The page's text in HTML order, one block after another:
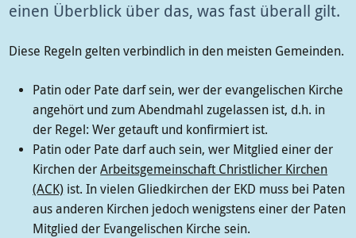
einen Überblick über das, was fast überall gilt.
Diese Regeln gelten verbindlich in den meisten Gemeinden.
Patin oder Pate darf sein, wer der evangelischen Kirche
angehört und zum Abendmahl zugelassen ist, d.h. in
der Regel: Wer getauft und konfirmiert ist.
Patin oder Pate darf auch sein, wer Mitglied einer der
Kirchen derArbeitsgemeinschaft Christlicher Kirchen
(ACK) ist. In vielen Gliedkirchen der EKD muss bei Paten
aus anderen Kirchen jedoch wenigstens einer der Paten
Mitglied der Evangelischen Kirche sein.